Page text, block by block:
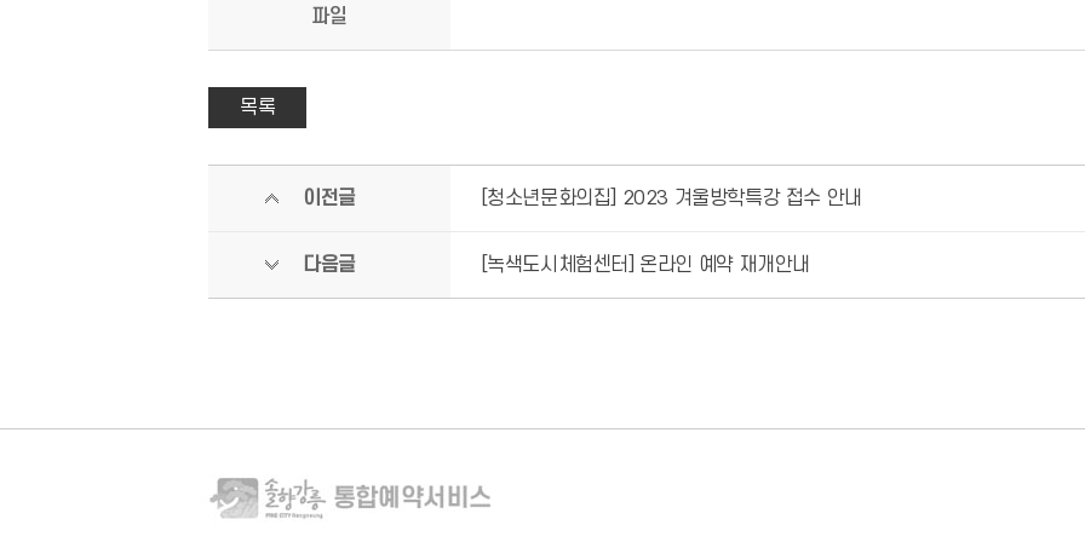
파일
목록
이전글 [청소년문화의집] 2023 겨울방학특강 접수 안내
다음글 [녹색도시체험센터] 온라인 예약 재개안내